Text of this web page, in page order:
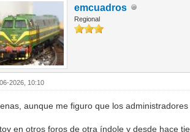
emcuadros
Regional
2026, 10:10
aunque me figuro que los
en otros foros de otra índole y desde hace